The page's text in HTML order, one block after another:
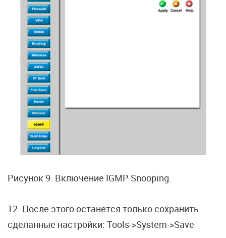
Рисунок 9. Включение IGMP Snooping.
12. После этого останется только сохранить
сделанные настройки: Tools->System->Save